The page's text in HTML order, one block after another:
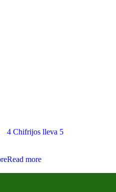
4 Chifrijos lleva 5
Read more